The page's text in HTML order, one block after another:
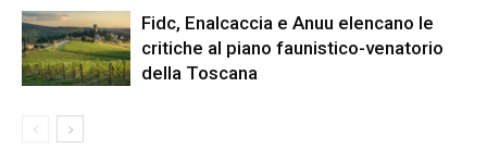
Fidc, Enalcaccia e Anuu elencano le
critiche al piano faunistico-venatorio
della Toscana